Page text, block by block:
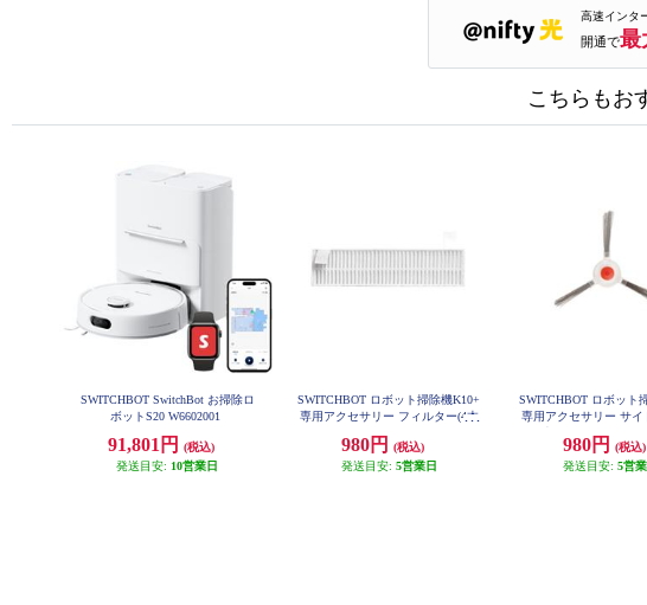
高速インタ
開通で最
こちらもお
SWITCHBOT SwitchBot お掃除ロ
ボットS20 W6602001
91,801円
(税込)
発送目安: 10営業日
SWITCHBOT ロボット掃除機K10+
専用アクセサリー フィルター(4本
980円
(税込)
発送目安: 5営業日
SWITCHBOT ロボット
専用アクセサリー サイ
980円
(税込)
発送目安: 5営